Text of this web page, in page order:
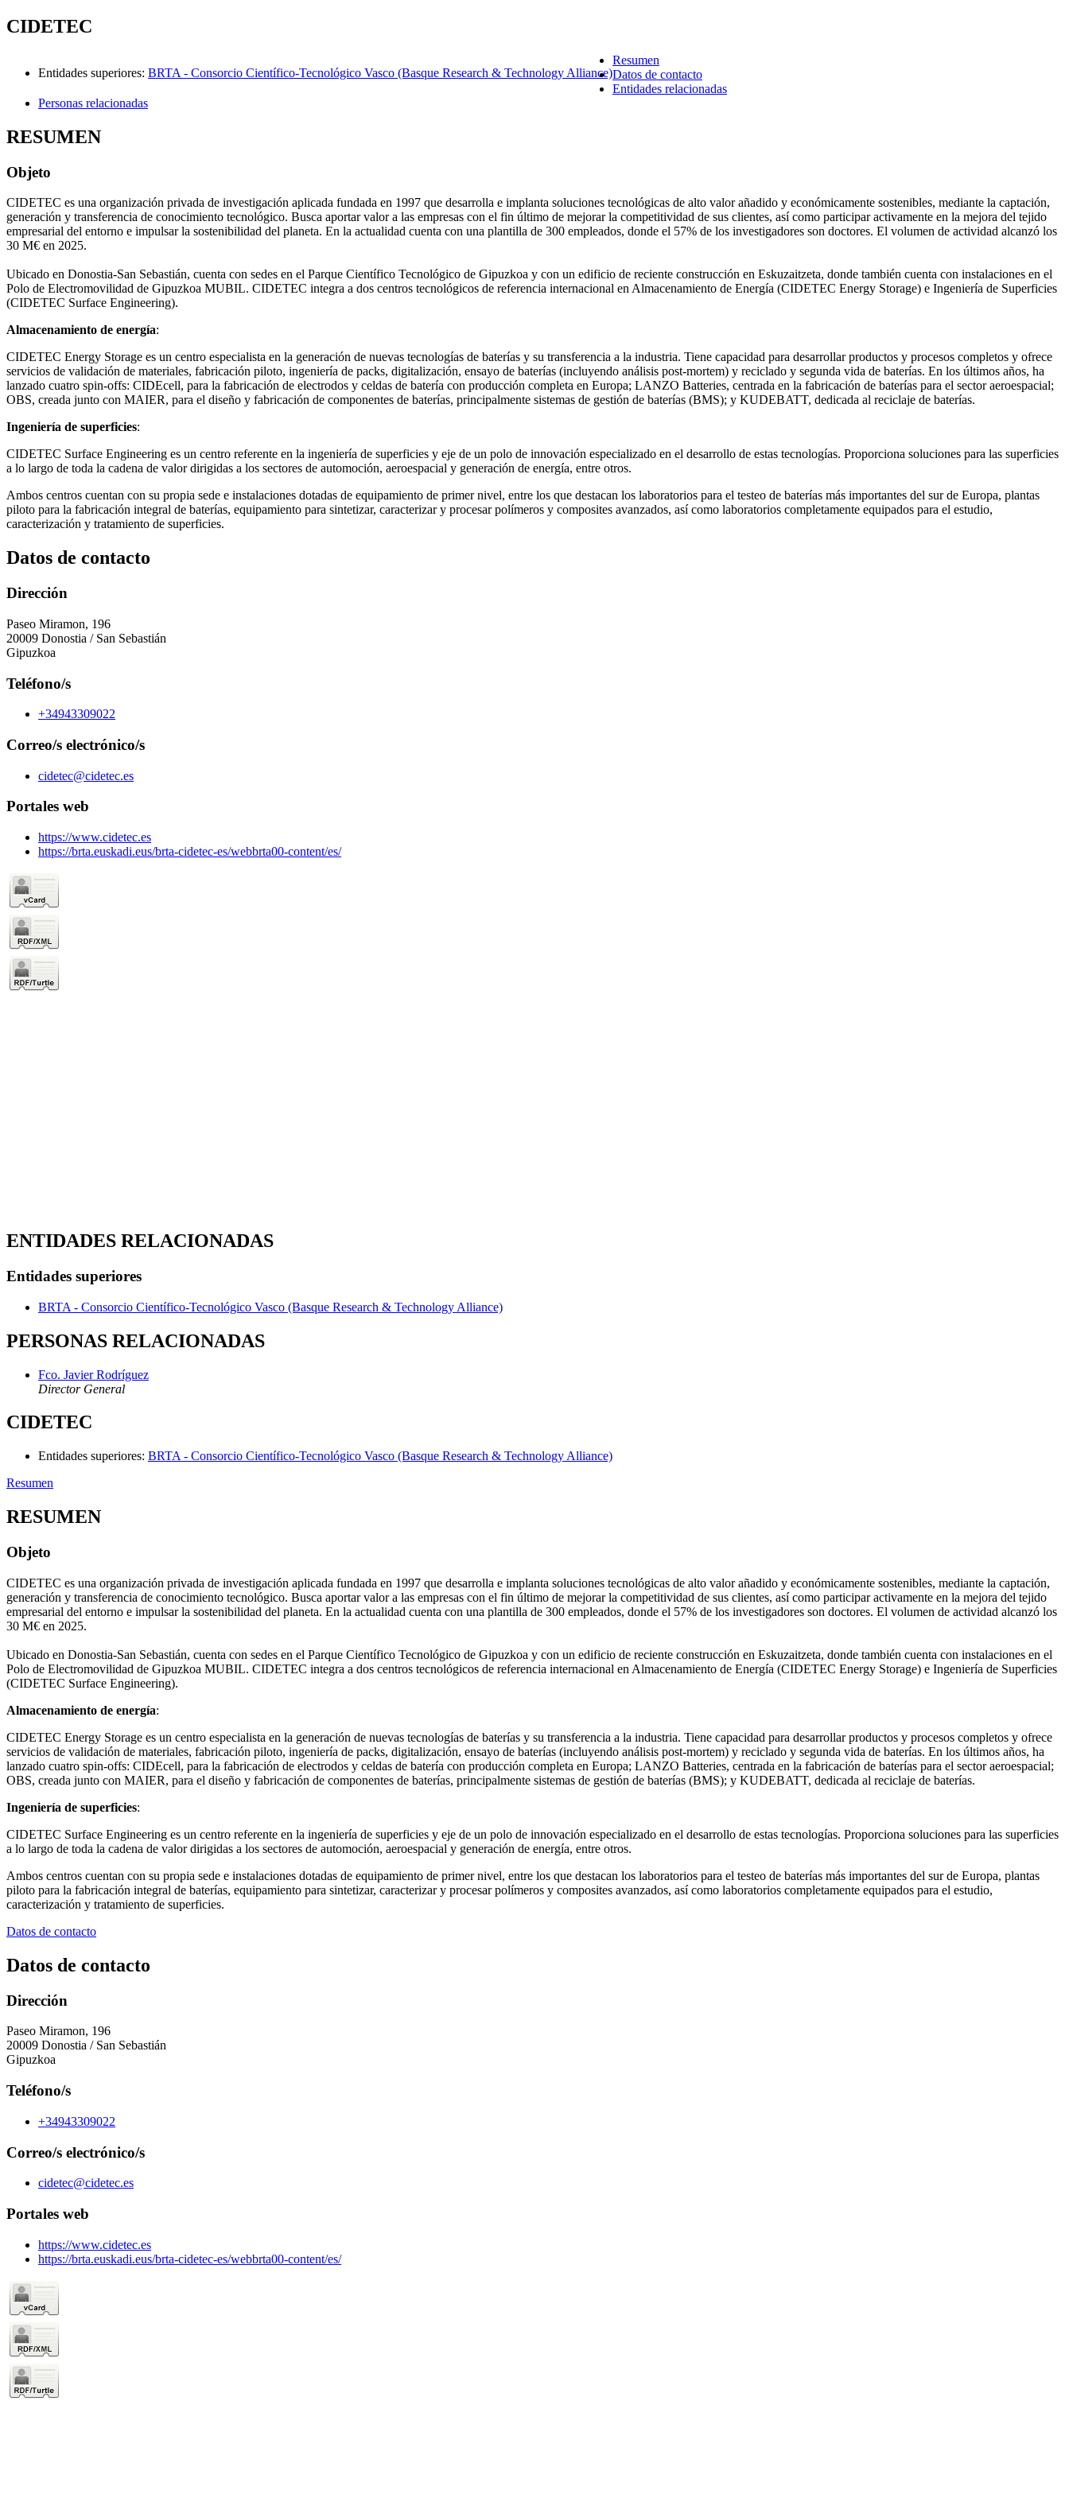
CIDETEC
Entidades superiores: BRTA - Consorcio Científico-Tecnológico Vasco (Basque Research & Technology Alliance)
Resumen
Datos de contacto
Entidades relacionadas
Personas relacionadas
RESUMEN
Objeto
CIDETEC es una organización privada de investigación aplicada fundada en 1997 que desarrolla e implanta soluciones tecnológicas de alto valor añadido y económicamente sostenibles, mediante la captación,
generación y transferencia de conocimiento tecnológico. Busca aportar valor a las empresas con el fin último de mejorar la competitividad de sus clientes, así como participar activamente en la mejora del tejido
empresarial del entorno e impulsar la sostenibilidad del planeta. En la actualidad cuenta con una plantilla de 300 empleados, donde el 57% de los investigadores son doctores. El volumen de actividad alcanzó los
30 M€ en 2025.
Ubicado en Donostia-San Sebastián, cuenta con sedes en el Parque Científico Tecnológico de Gipuzkoa y con un edificio de reciente construcción en Eskuzaitzeta, donde también cuenta con instalaciones en el
Polo de Electromovilidad de Gipuzkoa MUBIL. CIDETEC integra a dos centros tecnológicos de referencia internacional en Almacenamiento de Energía (CIDETEC Energy Storage) e Ingeniería de Superficies
(CIDETEC Surface Engineering).
Almacenamiento de energía:
CIDETEC Energy Storage es un centro especialista en la generación de nuevas tecnologías de baterías y su transferencia a la industria. Tiene capacidad para desarrollar productos y procesos completos y ofrece
servicios de validación de materiales, fabricación piloto, ingeniería de packs, digitalización, ensayo de baterías (incluyendo análisis post-mortem) y reciclado y segunda vida de baterías. En los últimos años, ha
lanzado cuatro spin-offs: CIDEcell, para la fabricación de electrodos y celdas de batería con producción completa en Europa; LANZO Batteries, centrada en la fabricación de baterías para el sector aeroespacial;
OBS, creada junto con MAIER, para el diseño y fabricación de componentes de baterías, principalmente sistemas de gestión de baterías (BMS); y KUDEBATT, dedicada al reciclaje de baterías.
Ingeniería de superficies:
CIDETEC Surface Engineering es un centro referente en la ingeniería de superficies y eje de un polo de innovación especializado en el desarrollo de estas tecnologías. Proporciona soluciones para las superficies
a lo largo de toda la cadena de valor dirigidas a los sectores de automoción, aeroespacial y generación de energía, entre otros.
Ambos centros cuentan con su propia sede e instalaciones dotadas de equipamiento de primer nivel, entre los que destacan los laboratorios para el testeo de baterías más importantes del sur de Europa, plantas
piloto para la fabricación integral de baterías, equipamiento para sintetizar, caracterizar y procesar polímeros y composites avanzados, así como laboratorios completamente equipados para el estudio,
caracterización y tratamiento de superficies.
Datos de contacto
Dirección
Paseo Miramon, 196
20009 Donostia / San Sebastián
Gipuzkoa
Teléfono/s
+34943309022
Correo/s electrónico/s
cidetec@cidetec.es
Portales web
https://www.cidetec.es
https://brta.euskadi.eus/brta-cidetec-es/webbrta00-content/es/
ENTIDADES RELACIONADAS
Entidades superiores
BRTA - Consorcio Científico-Tecnológico Vasco (Basque Research & Technology Alliance)
PERSONAS RELACIONADAS
Fco. Javier Rodríguez
Director General
CIDETEC
Entidades superiores: BRTA - Consorcio Científico-Tecnológico Vasco (Basque Research & Technology Alliance)
Resumen
RESUMEN
Objeto
CIDETEC es una organización privada de investigación aplicada fundada en 1997 que desarrolla e implanta soluciones tecnológicas de alto valor añadido y económicamente sostenibles, mediante la captación,
generación y transferencia de conocimiento tecnológico. Busca aportar valor a las empresas con el fin último de mejorar la competitividad de sus clientes, así como participar activamente en la mejora del tejido
empresarial del entorno e impulsar la sostenibilidad del planeta. En la actualidad cuenta con una plantilla de 300 empleados, donde el 57% de los investigadores son doctores. El volumen de actividad alcanzó los
30 M€ en 2025.
Ubicado en Donostia-San Sebastián, cuenta con sedes en el Parque Científico Tecnológico de Gipuzkoa y con un edificio de reciente construcción en Eskuzaitzeta, donde también cuenta con instalaciones en el
Polo de Electromovilidad de Gipuzkoa MUBIL. CIDETEC integra a dos centros tecnológicos de referencia internacional en Almacenamiento de Energía (CIDETEC Energy Storage) e Ingeniería de Superficies
(CIDETEC Surface Engineering).
Almacenamiento de energía:
CIDETEC Energy Storage es un centro especialista en la generación de nuevas tecnologías de baterías y su transferencia a la industria. Tiene capacidad para desarrollar productos y procesos completos y ofrece
servicios de validación de materiales, fabricación piloto, ingeniería de packs, digitalización, ensayo de baterías (incluyendo análisis post-mortem) y reciclado y segunda vida de baterías. En los últimos años, ha
lanzado cuatro spin-offs: CIDEcell, para la fabricación de electrodos y celdas de batería con producción completa en Europa; LANZO Batteries, centrada en la fabricación de baterías para el sector aeroespacial;
OBS, creada junto con MAIER, para el diseño y fabricación de componentes de baterías, principalmente sistemas de gestión de baterías (BMS); y KUDEBATT, dedicada al reciclaje de baterías.
Ingeniería de superficies:
CIDETEC Surface Engineering es un centro referente en la ingeniería de superficies y eje de un polo de innovación especializado en el desarrollo de estas tecnologías. Proporciona soluciones para las superficies
a lo largo de toda la cadena de valor dirigidas a los sectores de automoción, aeroespacial y generación de energía, entre otros.
Ambos centros cuentan con su propia sede e instalaciones dotadas de equipamiento de primer nivel, entre los que destacan los laboratorios para el testeo de baterías más importantes del sur de Europa, plantas
piloto para la fabricación integral de baterías, equipamiento para sintetizar, caracterizar y procesar polímeros y composites avanzados, así como laboratorios completamente equipados para el estudio,
caracterización y tratamiento de superficies.
Datos de contacto
Datos de contacto
Dirección
Paseo Miramon, 196
20009 Donostia / San Sebastián
Gipuzkoa
Teléfono/s
+34943309022
Correo/s electrónico/s
cidetec@cidetec.es
Portales web
https://www.cidetec.es
https://brta.euskadi.eus/brta-cidetec-es/webbrta00-content/es/